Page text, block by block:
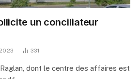
un conciliateur
331
dont le centre des affaires est